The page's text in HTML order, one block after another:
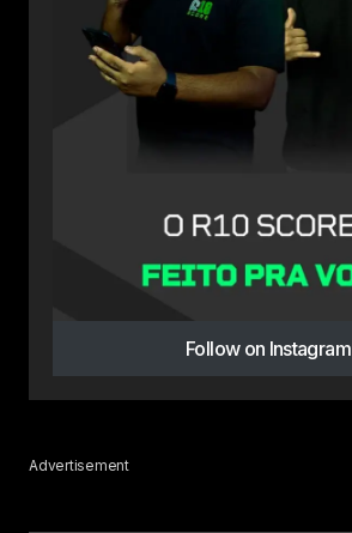
Follow on Instagram
Advertisement